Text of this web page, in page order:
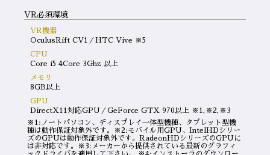
VR必須環境
VR機器
OculusRift CV1／HTC Vive ※5
CPU
Core i5 4Core 3Ghz 以上
メモリ
8GB以上
GPU
DirectX11対応GPU／GeForce GTX 970以上 ※1,※2,※3
※1:ノートパソコン、ディスプレイ一体型機種、タブレット型機
種は動作保証対象外です。※2:モバイル用GPU、IntelHDシリー
ズのGPUは動作保証対象外です。RadeonHDシリーズのGPUに
は非対応です。※3:メーカーから提供されている最新のグラフィ